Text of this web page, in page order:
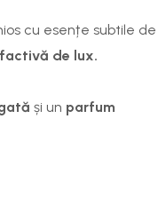
cu esențe subtile de
de lux.
și un parfum